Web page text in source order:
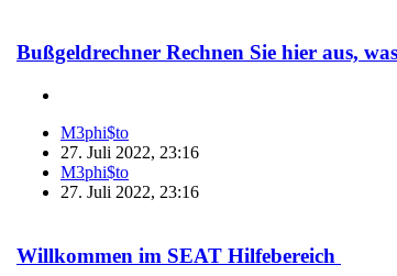
Bußgeldrechner Rechnen Sie hier aus,
M3phi$to
27. Juli 2022, 23:16
M3phi$to
27. Juli 2022, 23:16
Willkommen im SEAT Hilfebereich ​